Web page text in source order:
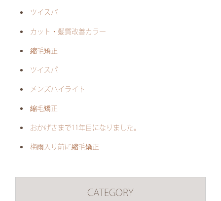
ツイスパ
カット・髪質改善カラー
縮毛矯正
ツイスパ
メンズハイライト
縮毛矯正
おかげさまで11年目になりました。
梅雨入り前に縮毛矯正
CATEGORY